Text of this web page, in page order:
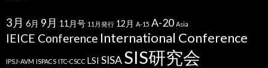
3月 6月 9月 11月号 11月発行 12月 A-15 A-20 Asia
IEICE Conference International Conference
IPSJ-AVM ISPACS ITC-CSCC LSI SISASIS研究会